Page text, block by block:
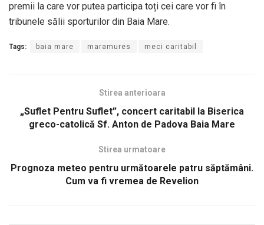
premii la care vor putea participa toți cei care vor fi în
tribunele sălii sporturilor din Baia Mare.
Tags: baia mare maramures meci caritabil
Stirea anterioara
„Suflet Pentru Suflet”, concert caritabil la Biserica
greco-catolică Sf. Anton de Padova Baia Mare
Stirea urmatoare
Prognoza meteo pentru următoarele patru săptămâni.
Cum va fi vremea de Revelion